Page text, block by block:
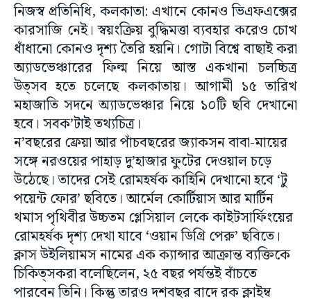
নিজস্ব প্রতিনিধি, কলকাতা: এখানে কোনও ভিএফএক্সের
কারসাজি নেই। স্বয়ংক্রিয় বুদ্ধিমত্তা ব্যবহার করেও চোখ
ধাঁধানো কোনও দৃশ্য তৈরি হয়নি। গোটা বিশ্বে বাছাই করা
অ্যাডভেঞ্চারের ফিল্ম নিয়ে আস্ত একখানা চলচ্চিত্র
উত্সব হতে চলেছে কলকাতায়। আগামী ১৫ তারিখ
মহাজাতি সদনে অ্যাডভেঞ্চার নিয়ে ১০টি ছবি দেখানো
হবে। সবক’টাই তথ্যচিত্র।
ন’বছরের ফ্রেয়া আর পাঁচবছরের জ্যাকসন বাবা-মায়ের
সঙ্গে নরওয়ের পাহাড় দু’হাজার ফুটের দেওয়াল চড়ে
উঠেছে। তাদের সেই রোমহর্ষক কাহিনি দেখানো হবে ‘টু
পয়েন্ট ফোর’ ছবিতে। আর্মেল কোর্টিয়াস আর মার্টিন
থমাস পৃথিবীর উচ্চতম গ্লেসিয়াল লেকে কাইটসার্ফিংয়ের
রোমহর্ষক দৃশ্য দেখা যাবে ‘ওয়ান ডিগ্রি পেরু’ ছবিতে।
ক্লাস উইলিয়ামস নামের এক ক্যান্সার আক্রান্ত ব্যক্তিকে
চিকিত্সকরা বলেছিলেন, ২৫ বছর পর্যন্তই বাঁচতে
পারবেন তিনি। কিন্তু তারও দশবছর বাদে রক ক্লাইম্ব